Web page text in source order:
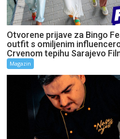
Otvorene prijave za Bingo
outfit s omiljenim
Crvenom tepihu Sarajevo
Magazin